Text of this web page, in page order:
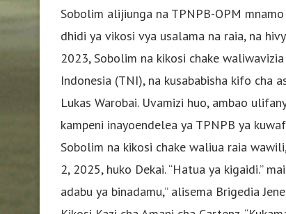
Sobolim alijiunga na TPNPB-OPM
dhidi ya vikosi vya usalama na raia, na
2023, Sobolim na kikosi chake
Indonesia (TNI), na kusababisha kifo cha
Lukas Warobai. Uvamizi huo, ambao
kampeni inayoendelea ya TPNPB ya
Sobolim na kikosi chake waliua raia
2, 2025, huko Dekai. “Hatua ya kigaidi.”
adabu ya binadamu,” alisema Brigedia